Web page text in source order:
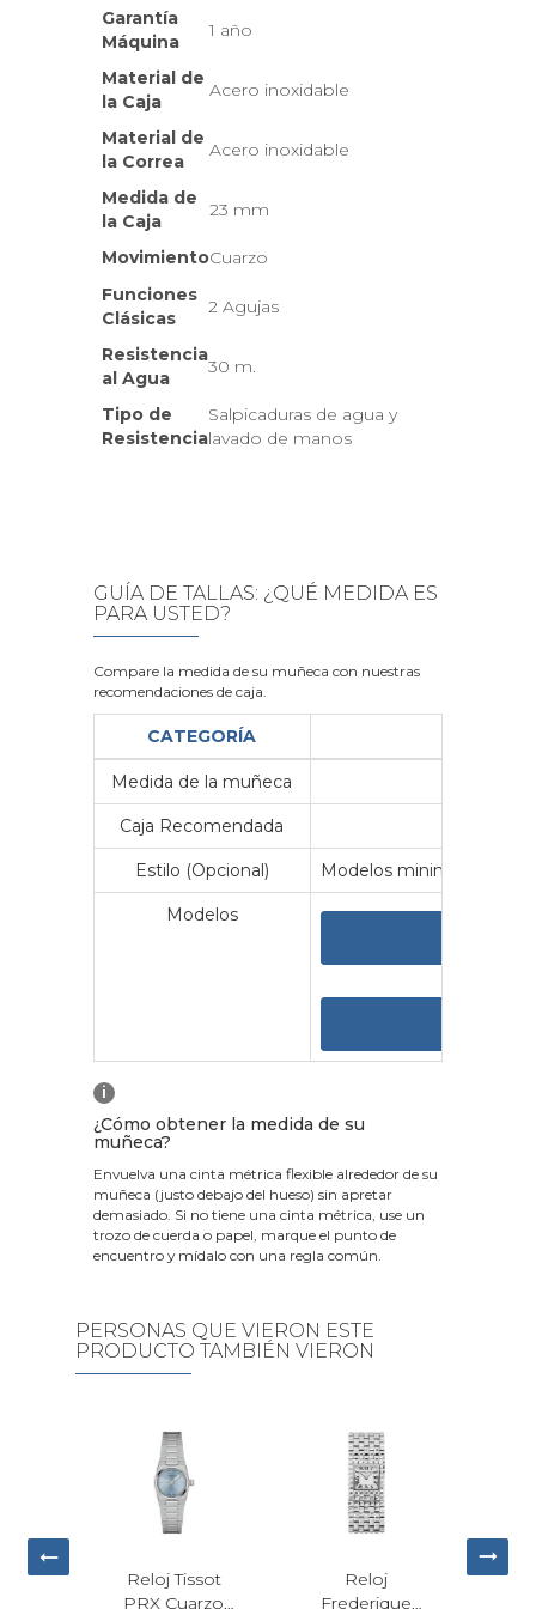
Garantía
Máquina
1 año
Material de
la Caja
Acero inoxidable
Material de
la Correa
Acero inoxidable
Medida de
la Caja
23 mm
MovimientoCuarzo
Funciones
Clásicas
2 Agujas
Resistencia
al Agua
30 m.
Tipo de
Resistencia
Salpicaduras de agua y
lavado de manos
GUÍA DE TALLAS: ¿QUÉ MEDIDA ES
PARA USTED?
Compare la medida de su muñeca con nuestras
recomendaciones de caja.
CATEGORÍA
Medida de la muñeca
Caja Recomendada
Estilo (Opcional) Modelos minimalistas y
Modelos
i
¿Cómo obtener la medida de su
muñeca?
Envuelva una cinta métrica flexible alrededor de su
muñeca (justo debajo del hueso) sin apretar
demasiado. Si no tiene una cinta métrica, use un
trozo de cuerda o papel, marque el punto de
encuentro y mídalo con una regla común.
PERSONAS QUE VIERON ESTE
PRODUCTO TAMBIÉN VIERON
Reloj Tissot
PRX Cuarzo
Reloj
Frederique